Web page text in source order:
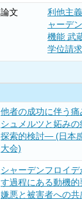
論文
利他主
ャーデ
機能 武
学位請
他者の成功に伴う
シュメルツと妬み
探索的検討― (日本
大会)
シャーデンフロイ
す過程にある動機
嫌悪と被害者への